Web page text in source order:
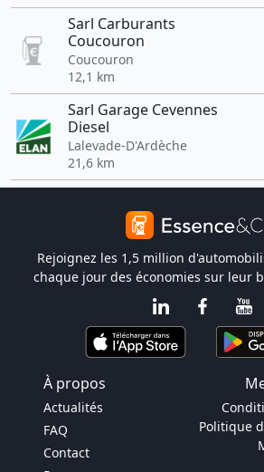
Sarl Carburants
Coucouron
Coucouron
12,1 km
Sarl Garage Cevennes
Diesel
Lalevade-D'Ardèche
21,6 km
Rejoignez les 1,5 million
chaque jour des économies sur leur
À propos
Actualités
FAQ
Contact
Politique